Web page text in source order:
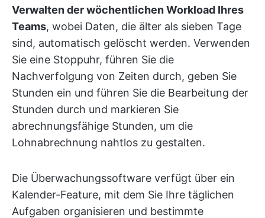
Verwalten der wöchentlichen Workload Ihres
Teams, wobei Daten, die älter als sieben Tage
sind, automatisch gelöscht werden. Verwenden
Sie eine Stoppuhr, führen Sie die
Nachverfolgung von Zeiten durch, geben Sie
Stunden ein und führen Sie die Bearbeitung der
Stunden durch und markieren Sie
abrechnungsfähige Stunden, um die
Lohnabrechnung nahtlos zu gestalten.
Die Überwachungssoftware verfügt über ein
Kalender-Feature, mit dem Sie Ihre täglichen
Aufgaben organisieren und bestimmte